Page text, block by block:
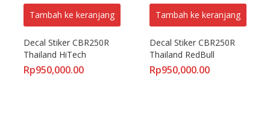
Tambah ke keranjang
Decal Stiker CBR250R
Thailand HiTech
Rp950,000.00
Tambah ke keranjang
Decal Stiker CBR250R
Thailand RedBull
Rp950,000.00